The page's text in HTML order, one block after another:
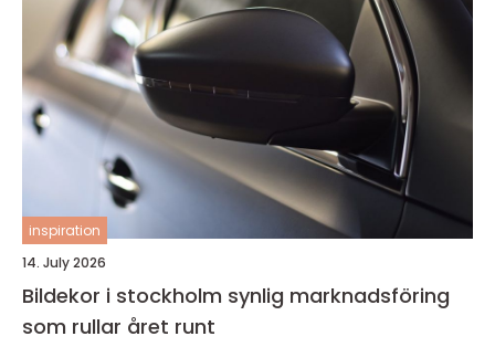
inspiration
14. July 2026
Bildekor i stockholm synlig marknadsföring
som rullar året runt